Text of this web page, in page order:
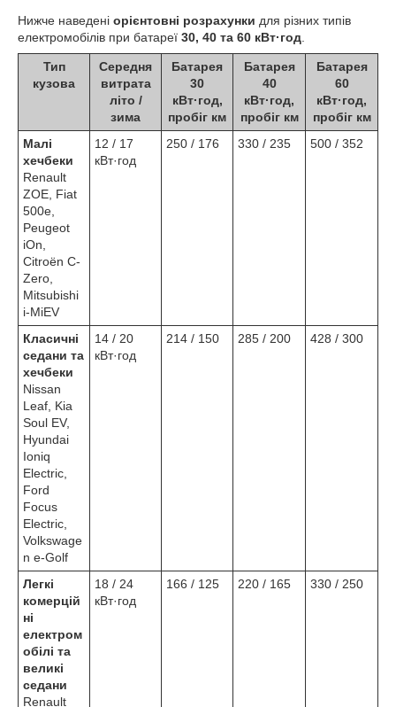
Нижче наведені орієнтовні розрахунки для різних типів
електромобілів при батареї 30, 40 та 60 кВт·год.
Тип
кузова
Середня
витрата
літо /
зима
Батарея
30
кВт·год,
пробіг км
Батарея
40
кВт·год,
пробіг км
Батарея
60
кВт·год,
пробіг км
Малі
хечбеки
Renault
ZOE, Fiat
500e,
Peugeot
iOn,
Citroën C-
Zero,
Mitsubishi
i-MiEV
12 / 17
кВт·год
250 / 176 330 / 235 500 / 352
Класичні
седани та
хечбеки
Nissan
Leaf, Kia
Soul EV,
Hyundai
Ioniq
Electric,
Ford
Focus
Electric,
Volkswage
n e-Golf
14 / 20
кВт·год
214 / 150 285 / 200 428 / 300
Легкі
комерцій
ні
електром
обілі та
великі
седани
Renault
18 / 24
кВт·год
166 / 125 220 / 165 330 / 250